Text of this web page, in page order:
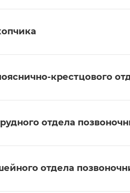
крестцового
отдела
отдела